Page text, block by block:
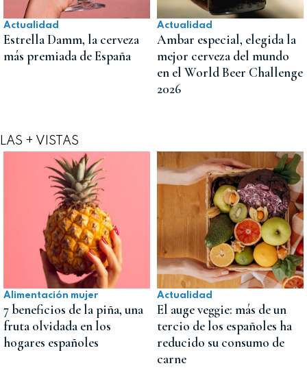
Actualidad
Estrella Damm, la cerveza
más premiada de España
Actualidad
Ambar especial, elegida la
mejor cerveza del mundo
en el World Beer Challenge
2026
LAS + VISTAS
Alimentación mujer
7 beneficios de la piña, una
fruta olvidada en los
hogares españoles
Actualidad
El auge veggie: más de un
tercio de los españoles ha
reducido su consumo de
carne